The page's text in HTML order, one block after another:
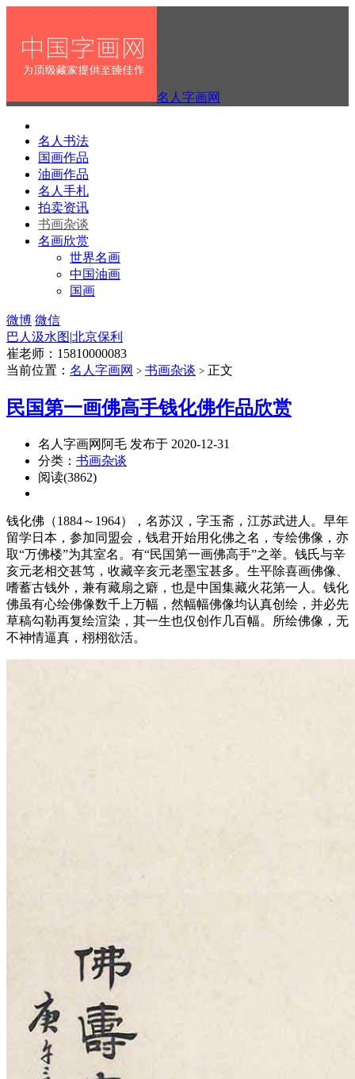
名人字画网
名人书法
国画作品
油画作品
名人手札
拍卖资讯
书画杂谈
名画欣赏
世界名画
中国油画
国画
微博 微信
巴人汲水图|北京保利
崔老师：15810000083
当前位置： 名人字画网 > 书画杂谈 > 正文
民国第一画佛高手钱化佛作品欣赏
名人字画网阿毛 发布于 2020-12-31
分类： 书画杂谈
阅读(3862)
钱化佛（1884～1964），名苏汉，字玉斋，江苏武进人。早年
留学日本，参加同盟会，钱君开始用化佛之名，专绘佛像，亦
取“万佛楼”为其室名。有“民国第一画佛高手”之举。钱氏与辛
亥元老相交甚笃，收藏辛亥元老墨宝甚多。生平除喜画佛像、
嗜蓄古钱外，兼有藏扇之癖，也是中国集藏火花第一人。钱化
佛虽有心绘佛像数千上万幅，然幅幅佛像均认真创绘，并必先
草稿勾勒再复绘渲染，其一生也仅创作几百幅。所绘佛像，无
不神情逼真，栩栩欲活。